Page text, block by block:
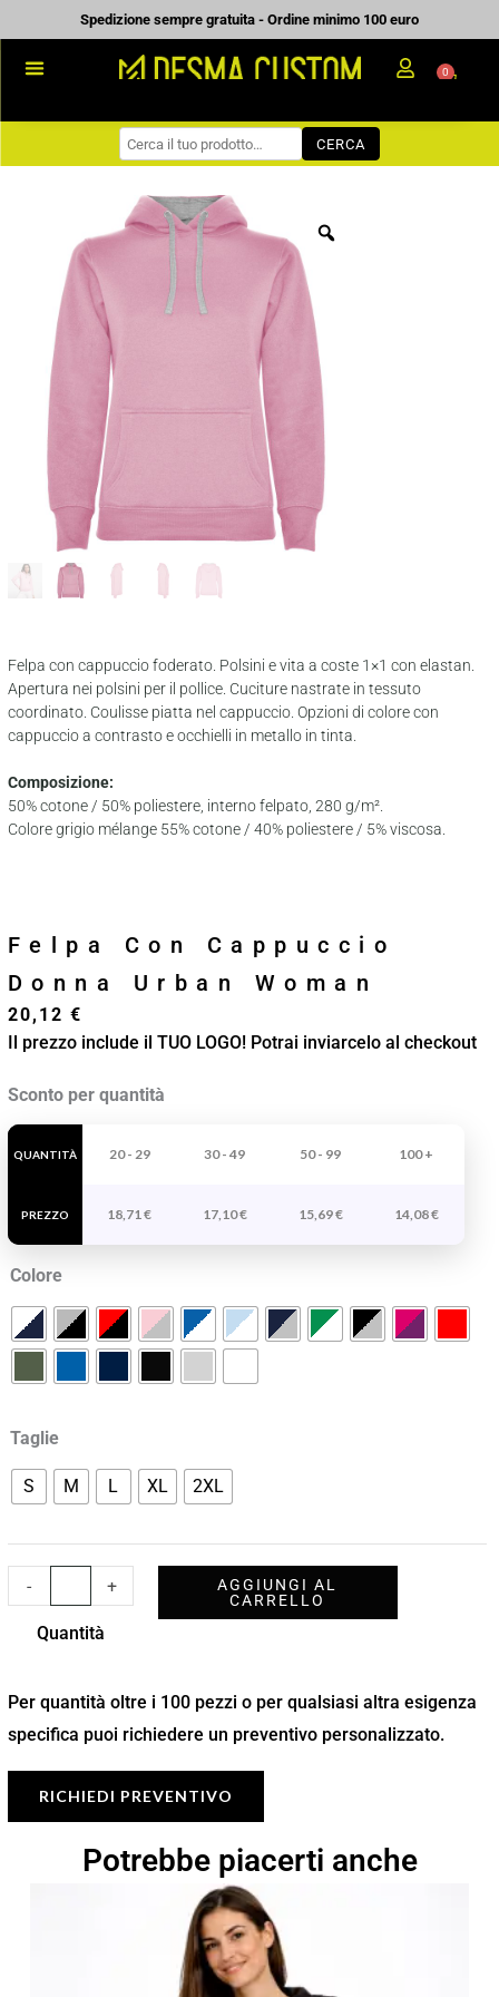
al
contenuto
Spedizione sempre gratuita - Ordine minimo 100 euro
WORKWEAR
COME ORDINARE
PREVENTIVI
CHI SIAMO
BLOG
CONTATTI
0
CERCA
Felpa con cappuccio foderato. Polsini e vita a coste 1×1 con elastan.
Apertura nei polsini per il pollice. Cuciture nastrate in tessuto
coordinato. Coulisse piatta nel cappuccio. Opzioni di colore con
cappuccio a contrasto e occhielli in metallo in tinta.
Composizione:
50% cotone / 50% poliestere, interno felpato, 280 g/m².
Colore grigio mélange 55% cotone / 40% poliestere / 5% viscosa.
Felpa Con Cappuccio
Donna Urban Woman
20,12 €
Il prezzo include il TUO LOGO! Potrai inviarcelo al checkout
Sconto per quantità
QUANTITÀ
PREZZO
20 - 29 30 - 49 50 - 99 100 +
18,71€ 17,10€ 15,69€ 14,08€
Colore
Taglie
S M L XL 2XL
-
Felpa
Con
Cappuccio
Urban
Woman
quantità
+
AGGIUNGI AL
CARRELLO
Quantità
Per quantità oltre i 100 pezzi o per qualsiasi altra esigenza
specifica puoi richiedere un preventivo personalizzato.
RICHIEDI PREVENTIVO
Potrebbe piacerti anche
10,97 €